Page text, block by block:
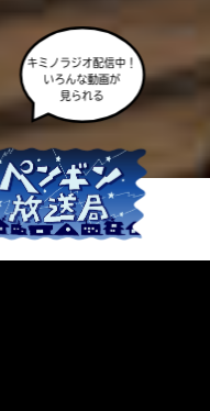
キミノラジオ配信中！
いろんな動画が
見られる